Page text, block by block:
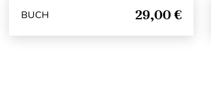
BUCH 29,00 €